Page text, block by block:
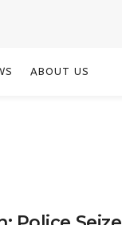
ABOUT US